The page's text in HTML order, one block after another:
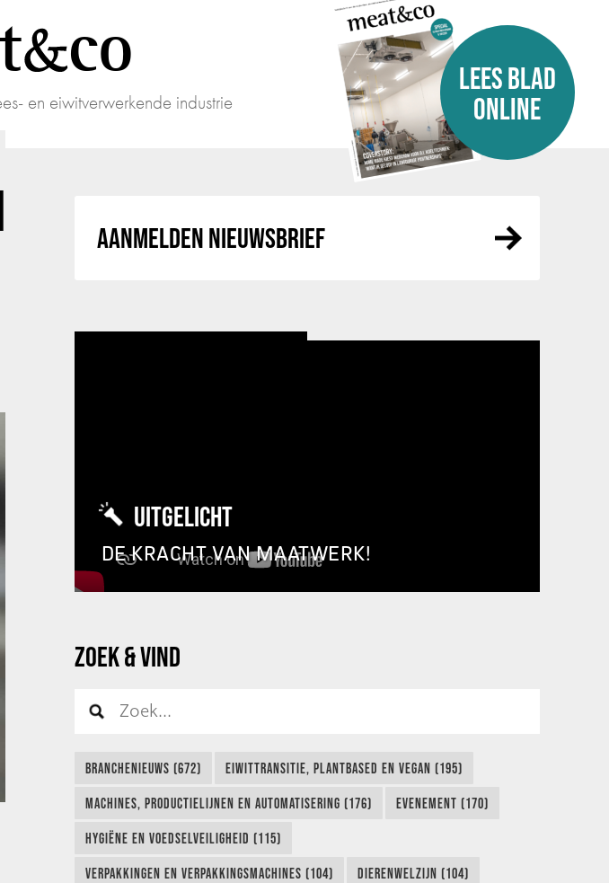
co
en eiwitverwerkende industrie
LEES BLAD
ONLINE
AANMELDEN NIEUWSBRIEF
UITGELICHT
DE KRACHT VAN MAATWERK!
ZOEK & VIND
BRANCHENIEUWS (672) EIWITTRANSITIE, PLANTBASED EN VEGAN (195)
MACHINES, PRODUCTIELIJNEN EN AUTOMATISERING (176) EVENEMENT (170)
HYGIËNE EN VOEDSELVEILIGHEID (115)
VERPAKKINGEN EN VERPAKKINGSMACHINES (104) DIERENWELZIJN (104)